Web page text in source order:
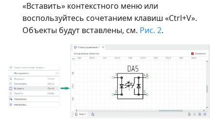
«Вставить» контекстного меню или
воспользуйтесь сочетанием клавиш «Ctrl+V».
Объекты будут вставлены, см. Рис. 2.